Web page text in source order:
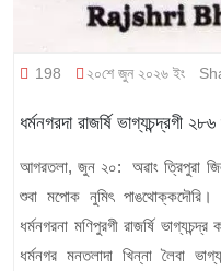
198 ২০শে জুন ২০২৬ ইং
ধর্মনগরদা রাজর্ষি ভাগ্যচন্দ্রগী
আগরতলা, জুন ২০: অৱাং ত্রিপুরা
শুবা মপোক নুমিৎ পাঙথোক্কদৌরি।
ধর্মনগরনা মণিপুরগী রাজর্ষি
ধর্মনগর মনতলাদা খিন্না লৈবা